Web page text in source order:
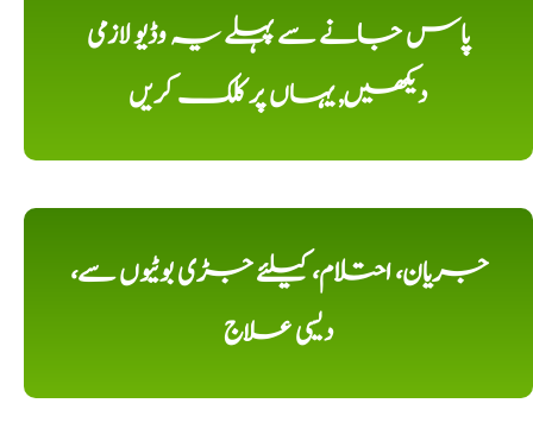
پاس جانے سے پہلے یہ وڈیو لازمی
دیکھیں, یہاں پر کلک کریں
جریان، احتلام، کیلئے جڑی بوٹیوں سے،
دیسی علاج